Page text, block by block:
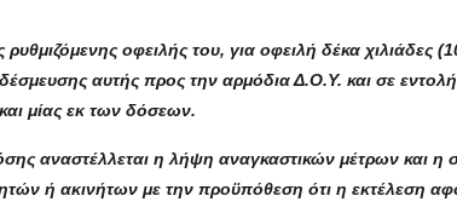
ρυθμιζόμενης οφειλής του, για οφειλή δέκα
αυτής προς την αρμόδια Δ.Ο.Υ. και σε
μίας εκ των δόσεων.
αναστέλλεται η λήψη αναγκαστικών μέτρων και η
ή ακινήτων με την προϋπόθεση ότι η εκτέλεση